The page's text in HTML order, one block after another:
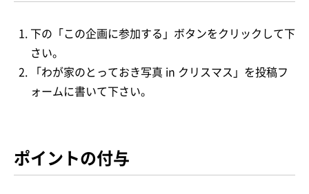
下の「この企画に参加する」ボタンをクリックして下
さい。
「わが家のとっておき写真 in クリスマス」を投稿フ
ォームに書いて下さい。
ポイントの付与